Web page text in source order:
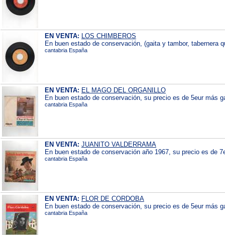
EN VENTA: LOS CHIMBEROS
En buen estado de conservación, (gaita y tambor, tabernera
cantabria España
EN VENTA: EL MAGO DEL ORGANILLO
En buen estado de conservación, su precio es de 5eur más
cantabria España
EN VENTA: JUANITO VALDERRAMA
En buen estado de conservación año 1967, su precio es de
cantabria España
EN VENTA: FLOR DE CORDOBA
En buen estado de conservación, su precio es de 5eur más
cantabria España